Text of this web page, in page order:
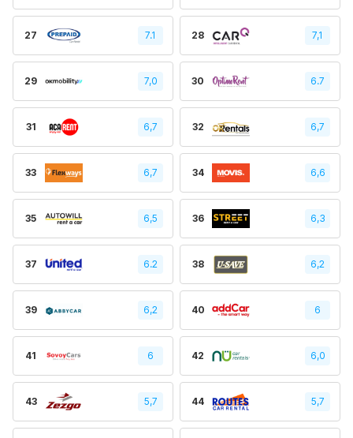
27 7.1 28 7,1
29 7,0 30 6.7
31 6,7 32 6,7
33 6,7 34 6,6
35 6,5 36 6,3
37 6.2 38 6,2
39 6,2 40 6
41 6 42 6,0
43 5,7 44 5,7